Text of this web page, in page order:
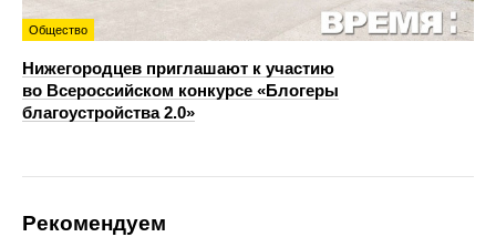
Общество
Нижегородцев приглашают к участию
во Всероссийском конкурсе «Блогеры
благоустройства 2.0»
Рекомендуем